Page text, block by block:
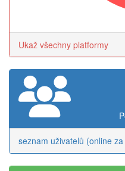
Ukaž všechny platformy
seznam uživatelů (online